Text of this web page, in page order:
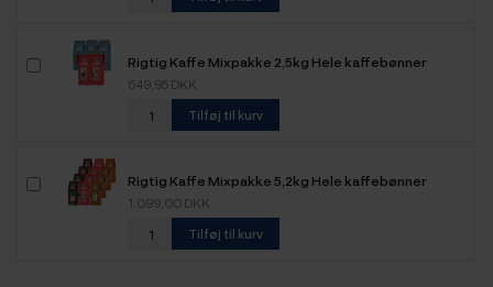
Rigtig Kaffe Mixpakke 2,5kg Hele kaffebønner
649,95 DKK
Tilføj til kurv
Rigtig Kaffe Mixpakke 5,2kg Hele kaffebønner
1.099,00 DKK
Tilføj til kurv